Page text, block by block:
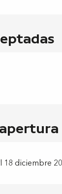
18 diciembre